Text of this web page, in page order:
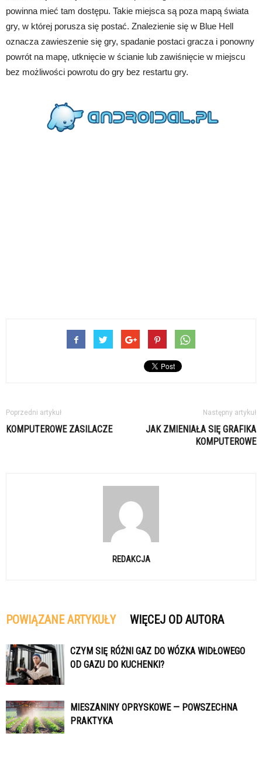
powinna mieć tam dostępu. Takie miejsca są poza mapą świata
gry, w której porusza się postać. Znalezienie się w Blue Hell
oznacza zawieszenie się gry, spadanie postaci gracza i ponowny
powrót na mapę, utknięcie w ścianie lub zawiśnięcie w miejscu
bez możliwości powrotu do gry bez restartu gry.
Poprzedni artykuł
KOMPUTEROWE ZASILACZE
Następny artykuł
JAK ZMIENIAŁA SIĘ GRAFIKA
KOMPUTEROWE
REDAKCJA
POWIĄZANE ARTYKUŁY WIĘCEJ OD AUTORA
CZYM SIĘ RÓŻNI GAZ DO WÓZKA WIDŁOWEGO
OD GAZU DO KUCHENKI?
MIESZANINY OPRYSKOWE — POWSZECHNA
PRAKTYKA